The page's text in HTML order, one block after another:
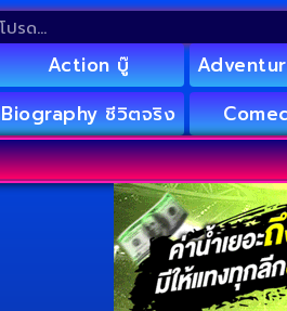
Action บู๊
Biography ชีวิตจริง